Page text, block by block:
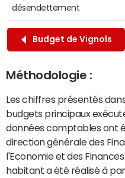
désendettement
Budget de Vignols
Méthodologie :
Les chiffres présentés
budgets principaux
données comptables ont
direction générale des
l'Economie et des
habitant a été réalisé à